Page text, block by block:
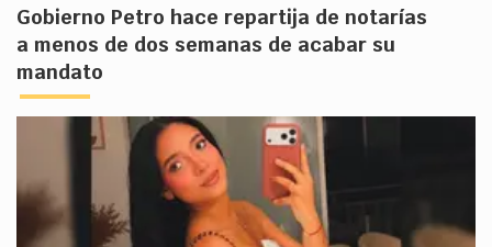
Gobierno Petro hace repartija de notarías
a menos de dos semanas de acabar su
mandato